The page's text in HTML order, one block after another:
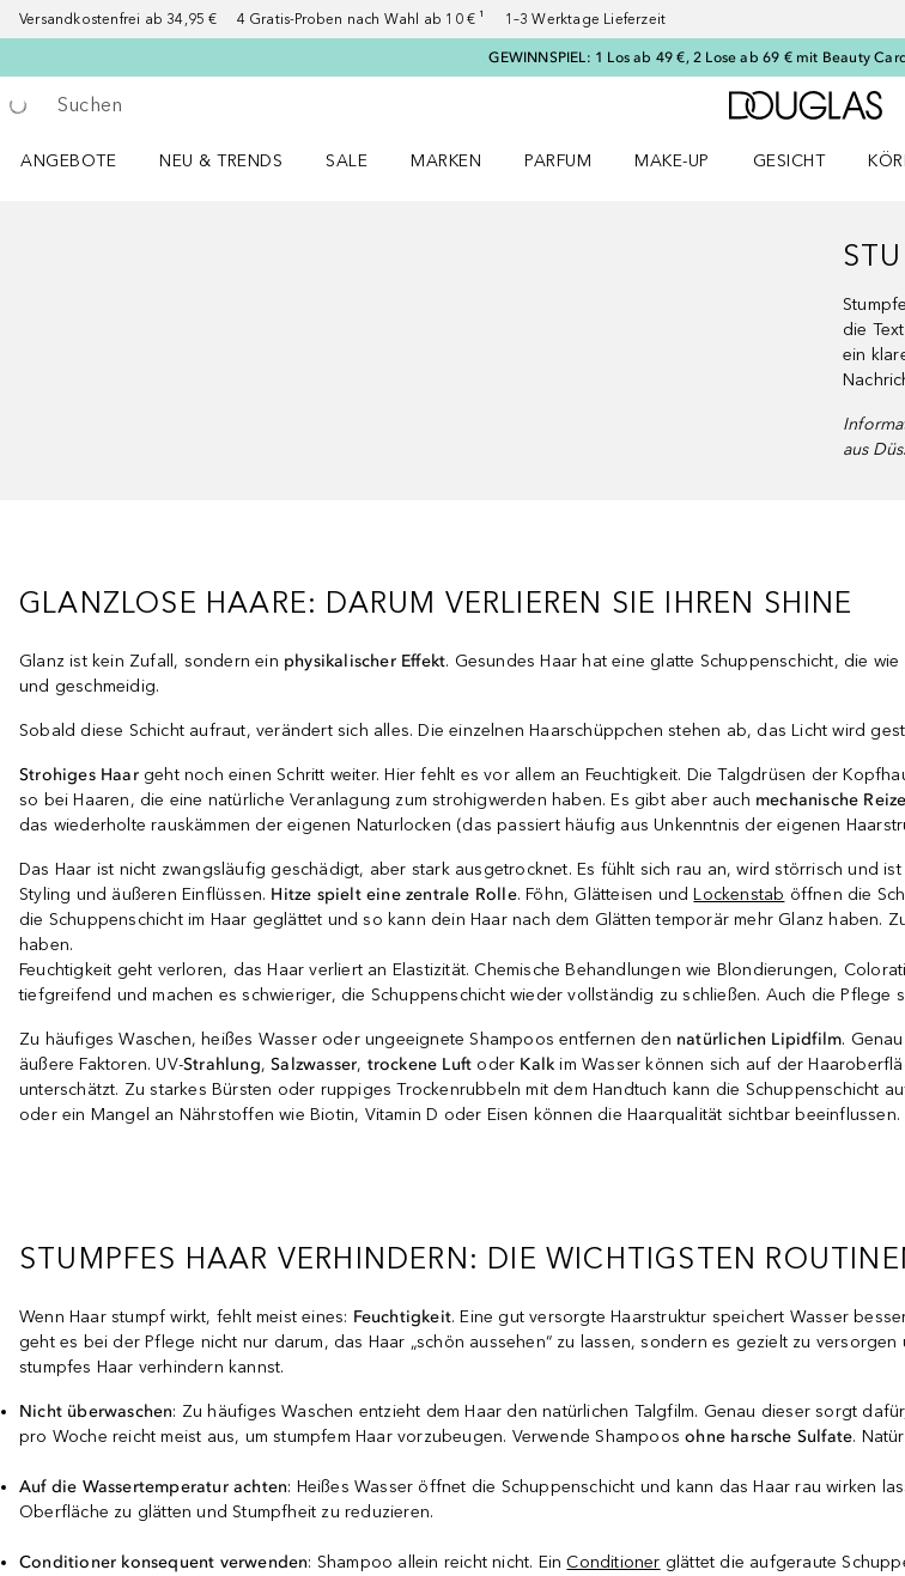
Versandkostenfrei ab 34,95 € 4 Gratis-Proben nach Wahl ab 10 € ¹ 1–3 Werktage Lieferzeit
GEWINNSPIEL: 1 Los ab 49 €, 2 Lose ab 69 € mit Beauty
Gehe zurück
Suche ausführen
ANGEBOTE
NEU & TRENDS
SALE
MARKEN
PARFUM
MAKE-UP
GESICHT
die
ein
aus
GLANZLOSE HAARE: DARUM VERLIEREN SIE IHREN SHINE
Glanz ist kein Zufall, sondern ein physikalischer Effekt. Gesundes Haar hat eine glatte Schuppenschicht, die
und geschmeidig.
Sobald diese Schicht aufraut, verändert sich alles. Die einzelnen Haarschüppchen stehen ab, das Licht wird
Strohiges Haargeht noch einen Schritt weiter. Hier fehlt es vor allem an Feuchtigkeit. Die Talgdrüsen der
so bei Haaren, die eine natürliche Veranlagung zum strohigwerden haben. Es gibt aber auch mechanische Reize
das wiederholte rauskämmen der eigenen Naturlocken (das passiert häufig aus Unkenntnis der eigenen
Das Haar ist nicht zwangsläufig geschädigt, aber stark ausgetrocknet. Es fühlt sich rau an, wird störrisch und
Styling und äußeren Einflüssen. Hitze spielt eine zentrale Rolle. Föhn, Glätteisen undLockenstab öffnen die
die Schuppenschicht im Haar geglättet und so kann dein Haar nach dem Glätten temporär mehr Glanz haben.
haben.
Feuchtigkeit geht verloren, das Haar verliert an Elastizität. Chemische Behandlungen wie Blondierungen,
tiefgreifend und machen es schwieriger, die Schuppenschicht wieder vollständig zu schließen. Auch die Pflege
Zu häufiges Waschen, heißes Wasser oder ungeeignete Shampoos entfernen den natürlichen Lipidfilm.
äußere Faktoren. UV-Strahlung,Salzwasser, trockene Luft oder Kalkim Wasser können sich auf der
unterschätzt. Zu starkes Bürsten oder ruppiges Trockenrubbeln mit dem Handtuch kann die Schuppenschicht
oder ein Mangel an Nährstoffen wie Biotin, Vitamin D oder Eisen können die Haarqualität sichtbar beeinflussen.
STUMPFES HAAR VERHINDERN: DIE WICHTIGSTEN
Wenn Haar stumpf wirkt, fehlt meist eines: Feuchtigkeit. Eine gut versorgte Haarstruktur speichert Wasser
geht es bei der Pflege nicht nur darum, das Haar „schön aussehen“ zu lassen, sondern es gezielt zu
stumpfes Haar verhindern kannst.
Nicht überwaschen: Zu häufiges Waschen entzieht dem Haar den natürlichen Talgfilm. Genau dieser sorgt
pro Woche reicht meist aus, um stumpfem Haar vorzubeugen. Verwende Shampoosohne harsche Sulfate.
Auf die Wassertemperatur achten: Heißes Wasser öffnet die Schuppenschicht und kann das Haar rau wirken
Oberfläche zu glätten und Stumpfheit zu reduzieren.
Conditioner konsequent verwenden: Shampoo allein reicht nicht. Ein Conditioner glättet die aufgeraute